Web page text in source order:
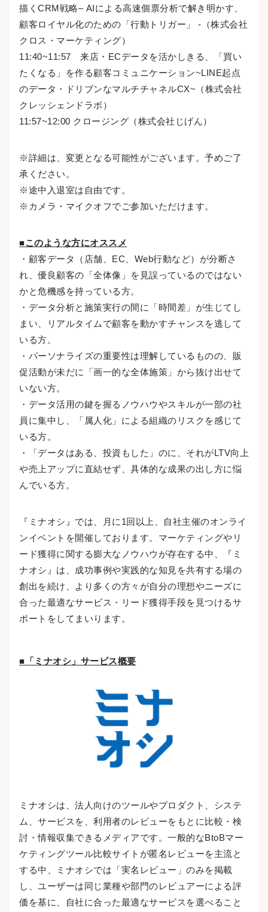
描くCRM戦略– AIによる高速個票分析で解き明かす、
顧客ロイヤル化のための「行動トリガー」 -（株式会社
クロス・マーケティング）
11:40~11:57 来店・ECデータを活かしきる、「買い
たくなる」を作る顧客コミュニケーション~LINE起点
のデータ・ドリブンなマルチチャネルCX~（株式会社
クレッシェンドラボ）
11:57~12:00 クロージング（株式会社じげん）
※詳細は、変更となる可能性がございます。予めご了
承ください。
※途中入退室は自由です。
※カメラ・マイクオフでご参加いただけます。
■このような方にオススメ
・顧客データ（店舗、EC、Web行動など）が分断さ
れ、優良顧客の「全体像」を見誤っているのではない
かと危機感を持っている方。
・データ分析と施策実行の間に「時間差」が生じてし
まい、リアルタイムで顧客を動かすチャンスを逃して
いる方。
・パーソナライズの重要性は理解しているものの、販
促活動が未だに「画一的な全体施策」から抜け出せて
いない方。
・データ活用の鍵を握るノウハウやスキルが一部の社
員に集中し、「属人化」による組織のリスクを感じて
いる方。
・「データはある、投資もした」のに、それがLTV向上
や売上アップに直結せず、具体的な成果の出し方に悩
んでいる方。
『ミナオシ』では、月に1回以上、自社主催のオンライ
ンイベントを開催しております。マーケティングやリ
ード獲得に関する膨大なノウハウが存在する中、『ミ
ナオシ』は、成功事例や実践的な知見を共有する場の
創出を続け、より多くの方々が自分の理想やニーズに
合った最適なサービス・リード獲得手段を見つけるサ
ポートをしてまいります。
■「ミナオシ」サービス概要
ミナオシは、法人向けのツールやプロダクト、システ
ム、サービスを、利用者のレビューをもとに比較・検
討・情報収集できるメディアです。一般的なBtoBマー
ケティングツール比較サイトが匿名レビューを主流と
する中、ミナオシでは「実名レビュー」のみを掲載
し、ユーザーは同じ業種や部門のレビュアーによる評
価を基に、自社に合った最適なサービスを選べること